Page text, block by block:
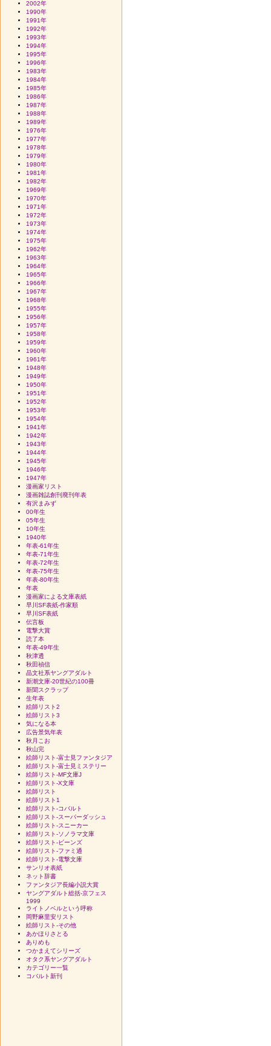
2002年
1990年
1991年
1992年
1993年
1994年
1995年
1996年
1983年
1984年
1985年
1986年
1987年
1988年
1989年
1976年
1977年
1978年
1979年
1980年
1981年
1982年
1969年
1970年
1971年
1972年
1973年
1974年
1975年
1962年
1963年
1964年
1965年
1966年
1967年
1968年
1955年
1956年
1957年
1958年
1959年
1960年
1961年
1948年
1949年
1950年
1951年
1952年
1953年
1954年
1941年
1942年
1943年
1944年
1945年
1946年
1947年
漫画家リスト
漫画雑誌創刊廃刊年表
有沢まみず
00年生
05年生
10年生
1940年
年表-61年生
年表-71年生
年表-72年生
年表-75年生
年表-80年生
年表
漫画家による文庫表紙
早川SF表紙-作家順
早川SF表紙
伝言板
電撃大賞
読了本
年表-49年生
秋津透
秋田禎信
晶文社系ヤングアダルト
新潮文庫-20世紀の100冊
新聞スクラップ
生年表
絵師リスト2
絵師リスト3
気になる本
広告景気年表
秋月こお
秋山完
絵師リスト-富士見ファンタジア
絵師リスト-富士見ミステリー
絵師リスト-MF文庫J
絵師リスト-X文庫
絵師リスト
絵師リスト1
絵師リスト-コバルト
絵師リスト-スーパーダッシュ
絵師リスト-スニーカー
絵師リスト-ソノラマ文庫
絵師リスト-ビーンズ
絵師リスト-ファミ通
絵師リスト-電撃文庫
サンリオ表紙
ネット辞書
ファンタジア長編小説大賞
ヤングアダルト総括-京フェス
1999
ライトノベルという呼称
岡野麻里安リスト
絵師リスト-その他
あかほりさとる
ありめも
つかまえてシリーズ
オタク系ヤングアダルト
カテゴリー一覧
コバルト新刊